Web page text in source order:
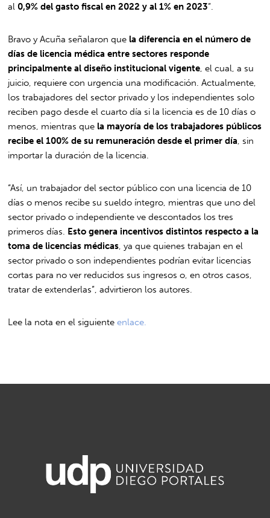
al0,9% del gasto fiscal en 2022 y al 1% en 2023”.
Bravo y Acuña señalaron que la diferencia en el número de
días de licencia médica entre sectores responde
principalmente al diseño institucional vigente , el cual, a su
juicio, requiere con urgencia una modificación. Actualmente,
los trabajadores del sector privado y los independientes solo
reciben pago desde el cuarto día si la licencia es de 10 días o
menos, mientras que la mayoría de los trabajadores públicos
recibe el 100% de su remuneración desde el primer día , sin
importar la duración de la licencia.
“Así, un trabajador del sector público con una licencia de 10
días o menos recibe su sueldo íntegro, mientras que uno del
sector privado o independiente ve descontados los tres
primeros días. Esto genera incentivos distintos respecto a la
toma de licencias médicas , ya que quienes trabajan en el
sector privado o son independientes podrían evitar licencias
cortas para no ver reducidos sus ingresos o, en otros casos,
tratar de extenderlas”, advirtieron los autores.
Lee la nota en el siguienteenlace.